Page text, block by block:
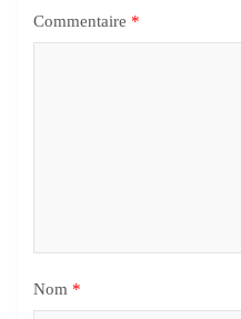
Commentaire *
Nom *